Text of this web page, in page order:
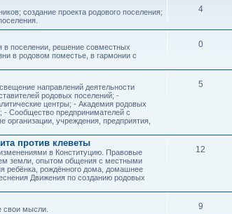
создание проекта родового поселения;
4
поселении, решение совместных
в родовом поместье, в гармонии с
0
направлений деятельности
родовых поселений; -
центры; - Академия родовых
- Сообщество предпринимателей с
учреждения, предприятия,
5
против клеветы
в Конституцию. Правовые
земли, опытом общения с местными
ребёнка, рождённого дома, домашнее
Движения по созданию родовых
12
свои мысли. 9